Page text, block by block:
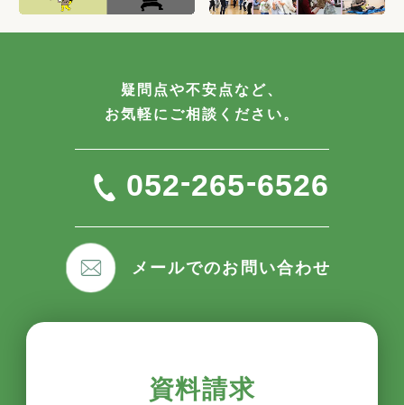
疑問点や不安点など、
お気軽にご相談ください。
052-265-6526
メールでのお問い合わせ
資料請求